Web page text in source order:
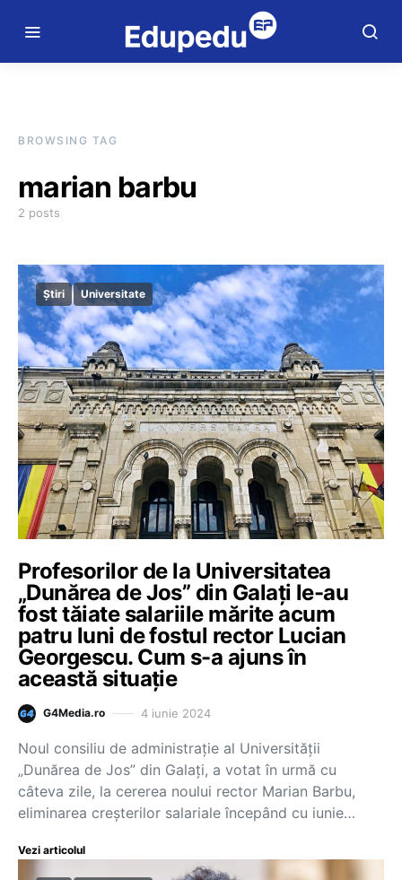
BROWSING TAG
marian barbu
2 posts
Știri Universitate
Profesorilor de la Universitatea
„Dunărea de Jos” din Galați le-au
fost tăiate salariile mărite acum
patru luni de fostul rector Lucian
Georgescu. Cum s-a ajuns în
această situație
G4Media.ro 4 iunie 2024
Noul consiliu de administrație al Universității
„Dunărea de Jos” din Galați, a votat în urmă cu
câteva zile, la cererea noului rector Marian Barbu,
eliminarea creșterilor salariale începând cu iunie…
Vezi articolul